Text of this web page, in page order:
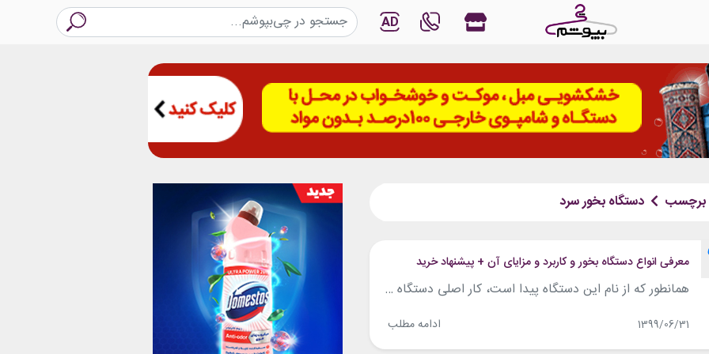
AD
برچسب دستگاه بخور سرد
معرفی انواع دستگاه بخور و کاربرد و مزایای آن + پیشنهاد خرید
همانطور که از نام این دستگاه پیدا است، کار اصلی دستگاه بخور مرطوب ساختن فضای اطراف است. دستگاه بخور می‌تواند میزان خشکی هوا را کاملا برطرف سازد و با رطوبت رسانی لازم عملکرد تنفس افراد را بهبود بخشد. از دستگاه بخور می‌توان در هر فضایی مانند خانه یا محل کار استفاده کرد. در این مقاله...
1399/06/31 ادامه مطلب